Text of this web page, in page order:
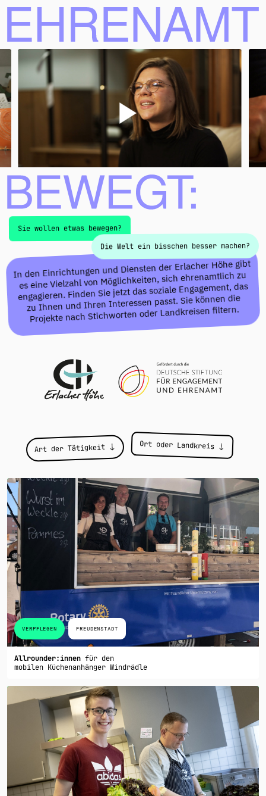
Ehrenamt bewegt
Sie wollen etwas bewegen?
Die Welt ein bisschen besser machen?
In den Einrichtungen und Diensten der Erlacher Höhe gibt
es eine Vielzahl von Möglichkeiten, sich ehrenamtlich zu
engagieren. Finden Sie jetzt das soziale Engagement, das
zu Ihnen und Ihren Interessen passt. Sie können die
Projekte nach Stichworten oder Landkreisen filtern.
ProjekteArt der Tätigkeit Ort oder Landkreis
VERPFLEGEN FREUDENSTADT
Allrounder:innen für den
mobilen Küchenanhänger Windrädle